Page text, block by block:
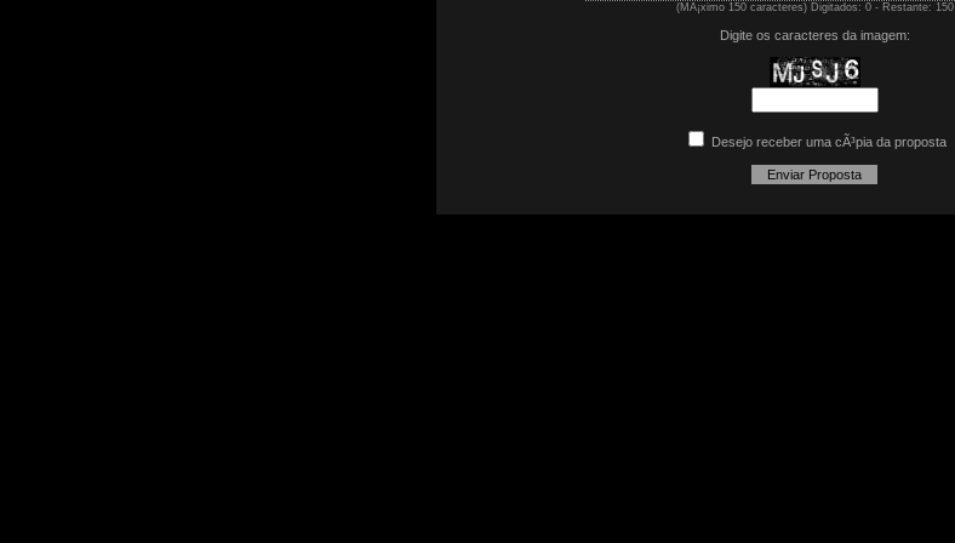
(MÃ¡ximo 150 caracteres) Digitados: 0- Restante: 150
Digite os caracteres da imagem:
Desejo receber uma cÃ³pia da proposta